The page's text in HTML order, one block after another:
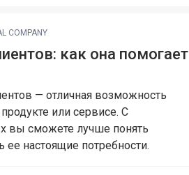
COMPANY
как она помогает
— отличная возможность
или сервисе. С
вы сможете лучше понять
настоящие потребности.